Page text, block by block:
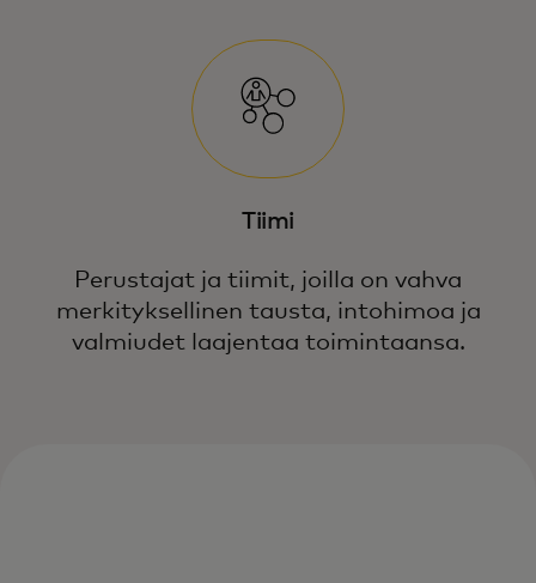
Tiimi
Perustajat ja tiimit, joilla on vahva
merkityksellinen tausta, intohimoa ja
valmiudet laajentaa toimintaansa.